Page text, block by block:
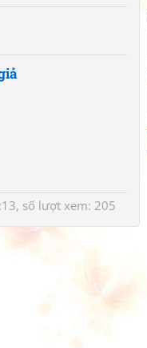
số lượt xem: 205